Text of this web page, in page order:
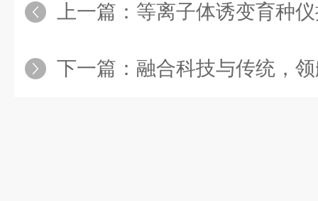
上一篇： 等离子体诱变育种仪
下一篇： 融合科技与传统，